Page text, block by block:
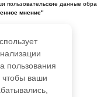
пользовательские данные
мнение"
пользования
чтобы ваши